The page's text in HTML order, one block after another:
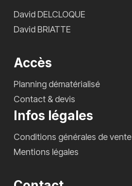
David DELCLOQUE
David BRIATTE
Accès
Planning dématérialisé
Contact & devis
Infos légales
Conditions générales de vente
Mentions légales